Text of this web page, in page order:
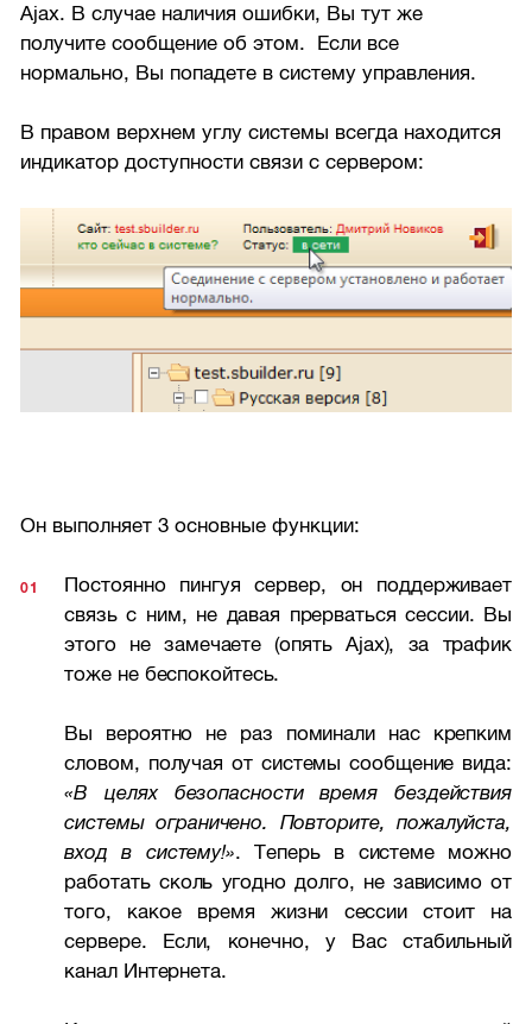
Ajax. В случае наличия ошибки, Вы тут же
получите сообщение об этом. Если все
нормально, Вы попадете в систему управления.
В правом верхнем углу системы всегда находится
индикатор доступности связи с сервером:
Он выполняет 3 основные функции:
Постоянно пингуя сервер, он поддерживает
связь с ним, не давая прерваться сессии. Вы
этого не замечаете (опять Ajax), за трафик
тоже не беспокойтесь.
Вы вероятно не раз поминали нас крепким
словом, получая от системы сообщение вида:
«В целях безопасности время бездействия
системы ограничено. Повторите, пожалуйста,
вход в систему!». Теперь в системе можно
работать сколь угодно долго, не зависимо от
того, какое время жизни сессии стоит на
сервере. Если, конечно, у Вас стабильный
канал Интернета.